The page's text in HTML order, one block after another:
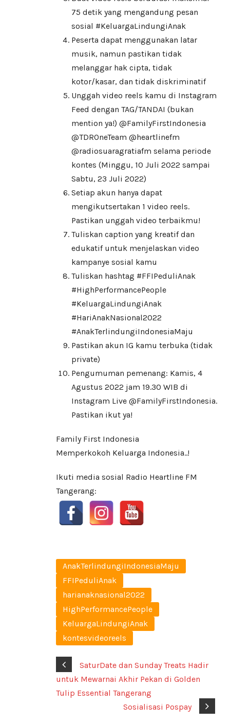
75 detik yang mengandung pesan
sosial #KeluargaLindungiAnak
Peserta dapat menggunakan latar
musik, namun pastikan tidak
melanggar hak cipta, tidak
kotor/kasar, dan tidak diskriminatif
Unggah video reels kamu di Instagram
Feed dengan TAG/TANDAI (bukan
mention ya!) @FamilyFirstIndonesia
@TDROneTeam @heartlinefm
@radiosuaragratiafm selama periode
kontes (Minggu, 10 Juli 2022 sampai
Sabtu, 23 Juli 2022)
Setiap akun hanya dapat
mengikutsertakan 1 video reels.
Pastikan unggah video terbaikmu!
Tuliskan caption yang kreatif dan
edukatif untuk menjelaskan video
kampanye sosial kamu
Tuliskan hashtag #FFIPeduliAnak
#HighPerformancePeople
#KeluargaLindungiAnak
#HariAnakNasional2022
#AnakTerlindungiIndonesiaMaju
Pastikan akun IG kamu terbuka (tidak
private)
Pengumuman pemenang: Kamis, 4
Agustus 2022 jam 19.30 WIB di
Instagram Live @FamilyFirstIndonesia.
Pastikan ikut ya!
Family First Indonesia
Memperkokoh Keluarga Indonesia..!
Ikuti media sosial Radio Heartline FM
Tangerang:
AnakTerlindungiIndonesiaMaju
FFIPeduliAnak
harianaknasional2022
HighPerformancePeople
KeluargaLindungiAnak
kontesvideoreels
SaturDate dan Sunday Treats Hadir
untuk Mewarnai Akhir Pekan di Golden
Tulip Essential Tangerang
Sosialisasi Pospay